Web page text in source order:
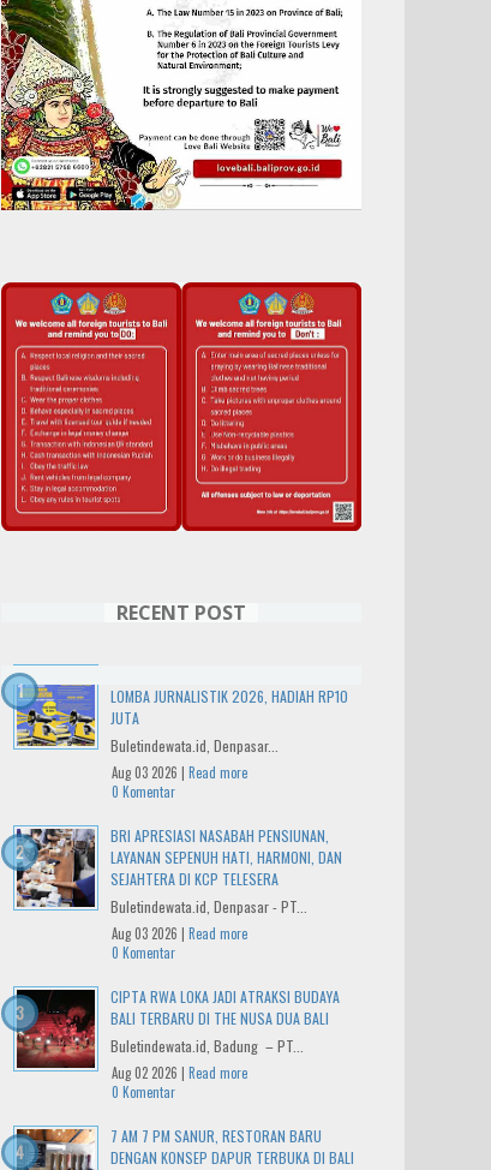
RECENT POST
LOMBA JURNALISTIK 2026, HADIAH RP10
JUTA
Buletindewata.id, Denpasar...
Aug 03 2026 | Read more
0 Komentar
BRI APRESIASI NASABAH PENSIUNAN,
LAYANAN SEPENUH HATI, HARMONI, DAN
SEJAHTERA DI KCP TELESERA
Buletindewata.id, Denpasar - PT...
Aug 03 2026 | Read more
0 Komentar
CIPTA RWA LOKA JADI ATRAKSI BUDAYA
BALI TERBARU DI THE NUSA DUA BALI
Buletindewata.id, Badung – PT...
Aug 02 2026 | Read more
0 Komentar
7 AM 7 PM SANUR, RESTORAN BARU
DENGAN KONSEP DAPUR TERBUKA DI BALI